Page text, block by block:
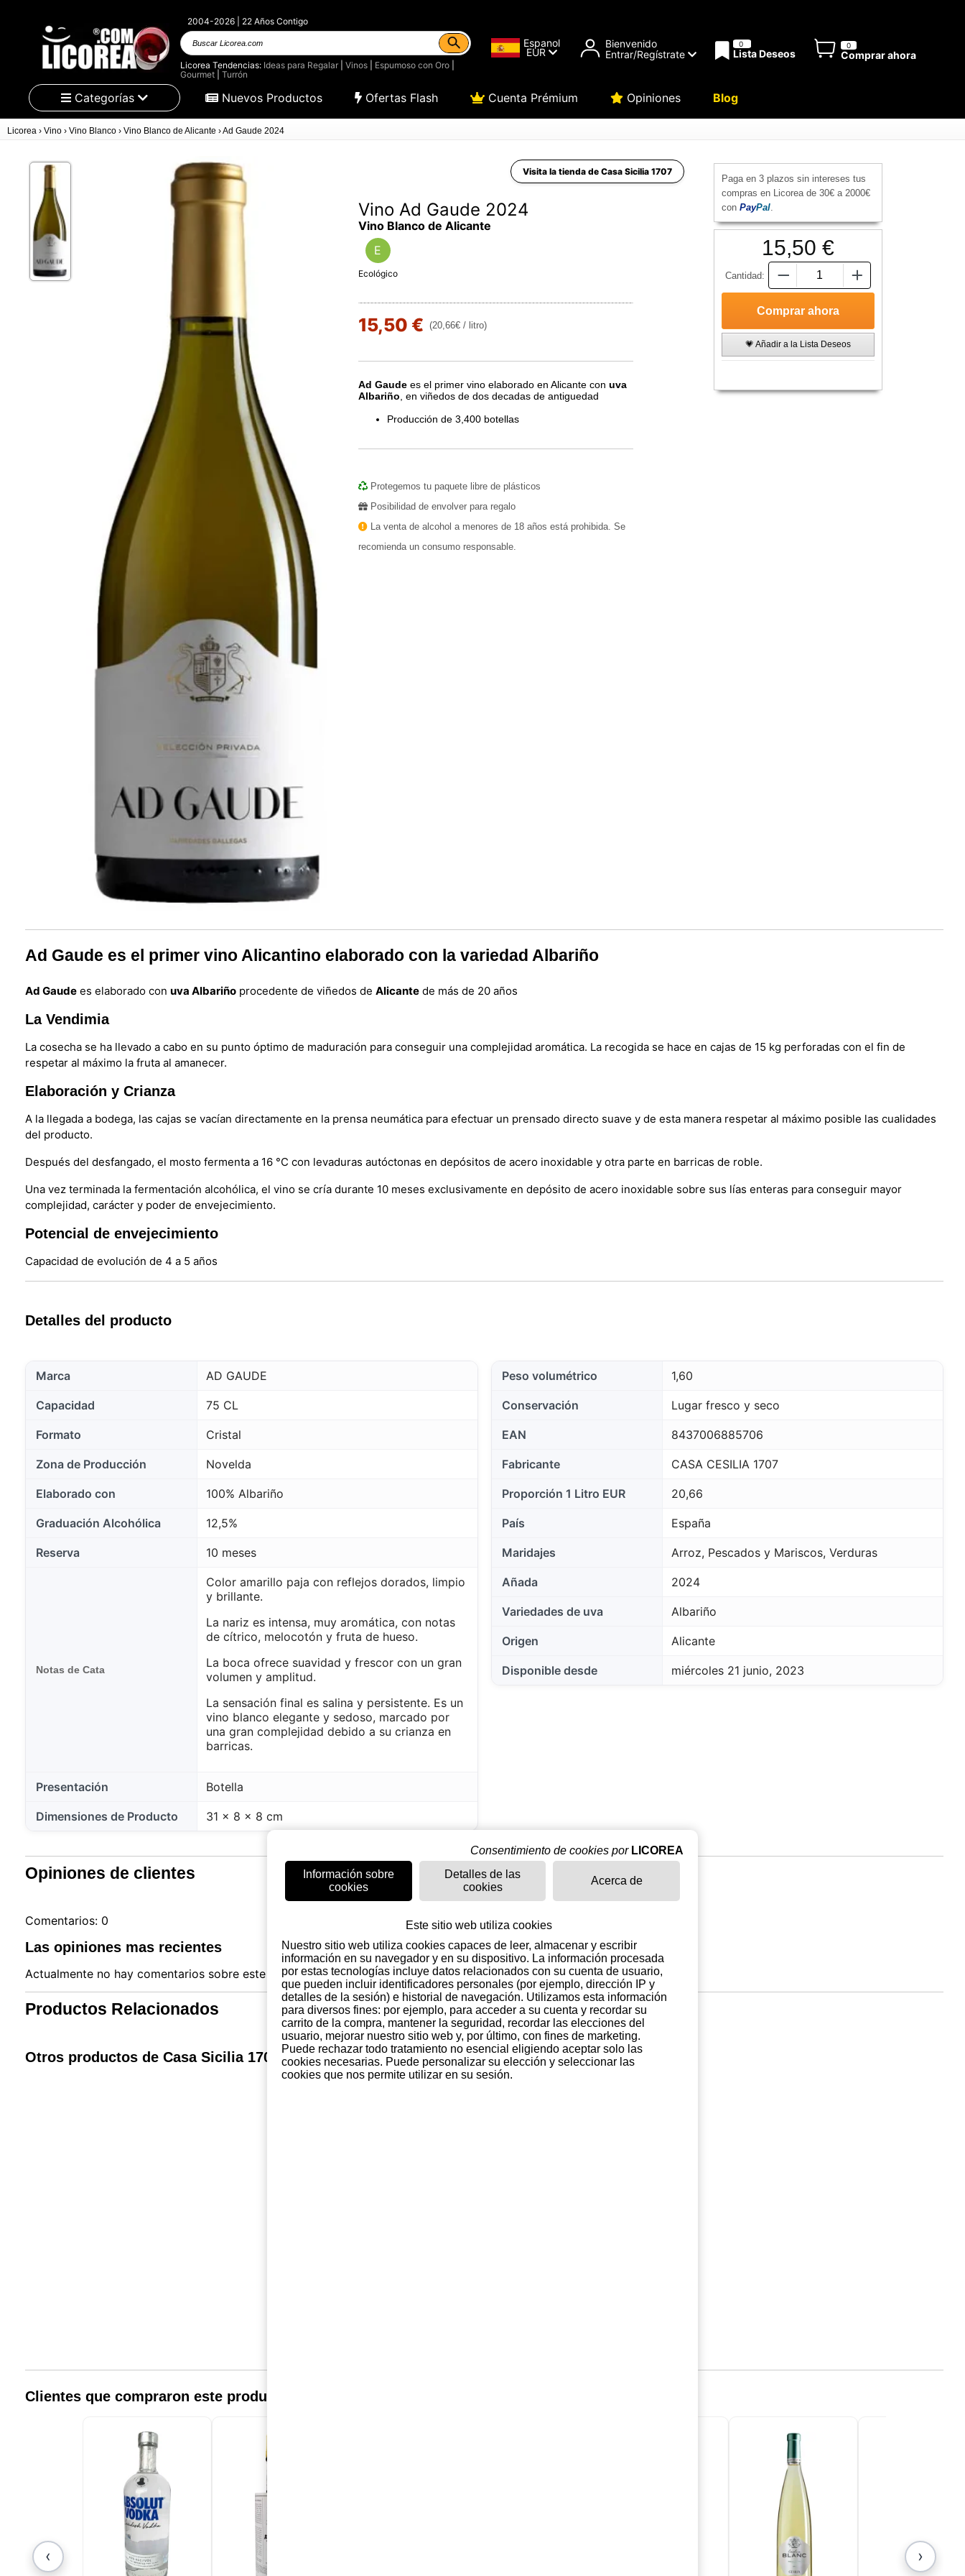
2004-2026 | 22 Años Contigo
Buscar Licorea.com
Licorea Tendencias: Ideas para Regalar| Vinos| Espumoso con Oro|
Gourmet| Turrón
Espanol
EUR
Bienvenido
Entrar/Regístrate
0
Lista Deseos
0
Comprar ahora
Categorías Nuevos Productos Ofertas Flash Cuenta Prémium Opiniones Blog
Licorea › Vino › Vino Blanco › Vino Blanco de Alicante ›Ad Gaude 2024
Visita la tienda de Casa Sicilia 1707
Vino Ad Gaude 2024
Vino Blanco de Alicante
E
Ecológico
15,50 € (20,66€ / litro)
Ad Gaude es el primer vino elaborado en Alicante con uva
Albariño , en viñedos de dos decadas de antiguedad
Producción de 3,400 botellas
Protegemos tu paquete libre de plásticos
Posibilidad de envolver para regalo
La venta de alcohol a menores de 18 años está prohibida. Se
recomienda un consumo responsable.
Paga en 3 plazos sin intereses tus
compras en Licorea de 30€ a 2000€
con PayPal.
15,50 €
Cantidad:
💗 Añadir a la Lista Deseos
Ad Gaude es el primer vino Alicantino elaborado con la variedad Albariño
Ad Gaude es elaborado con uva Albariño procedente de viñedos de Alicante de más de 20 años
La Vendimia
La cosecha se ha llevado a cabo en su punto óptimo de maduración para conseguir una complejidad aromática. La recogida se hace en cajas de 15 kg perforadas con el fin de
respetar al máximo la fruta al amanecer.
Elaboración y Crianza
A la llegada a bodega, las cajas se vacían directamente en la prensa neumática para efectuar un prensado directo suave y de esta manera respetar al máximo posible las cualidades
del producto.
Después del desfangado, el mosto fermenta a 16 °C con levaduras autóctonas en depósitos de acero inoxidable y otra parte en barricas de roble.
Una vez terminada la fermentación alcohólica, el vino se cría durante 10 meses exclusivamente en depósito de acero inoxidable sobre sus lías enteras para conseguir mayor
complejidad, carácter y poder de envejecimiento.
Potencial de envejecimiento
Capacidad de evolución de 4 a 5 años
Detalles del producto
Marca AD GAUDE
Capacidad 75 CL
Formato Cristal
Zona de Producción Novelda
Elaborado con 100% Albariño
Graduación Alcohólica 12,5%
Reserva 10 meses
Notas de Cata
Color amarillo paja con reflejos dorados, limpio
y brillante.
La nariz es intensa, muy aromática, con notas
de cítrico, melocotón y fruta de hueso.
La boca ofrece suavidad y frescor con un gran
volumen y amplitud.
La sensación final es salina y persistente. Es un
vino blanco elegante y sedoso, marcado por
una gran complejidad debido a su crianza en
barricas.
Presentación Botella
Dimensiones de Producto 31 x 8 x 8 cm
Peso volumétrico 1,60
Conservación Lugar fresco y seco
EAN 8437006885706
Fabricante CASA CESILIA 1707
Proporción 1 Litro EUR 20,66
País España
Maridajes Arroz, Pescados y Mariscos, Verduras
Añada 2024
Variedades de uva Albariño
Origen Alicante
Disponible desde miércoles 21 junio, 2023
Opiniones de clientes
Comentarios: 0
Las opiniones mas recientes
Actualmente no hay comentarios sobre este producto. Tu puedes ser el primero en opinar
Productos Relacionados
Otros productos de Casa Sicilia 1707
Clientes que compraron este producto, también han comprado
‹ ›
Consentimiento de cookies por LICOREA
Información sobre
cookies
Detalles de las
cookies
Acerca de
Este sitio web utiliza cookies
Nuestro sitio web utiliza cookies capaces de leer, almacenar y escribir
información en su navegador y en su dispositivo. La información procesada
por estas tecnologías incluye datos relacionados con su cuenta de usuario,
que pueden incluir identificadores personales (por ejemplo, dirección IP y
detalles de la sesión) e historial de navegación. Utilizamos esta información
para diversos fines: por ejemplo, para acceder a su cuenta y recordar su
carrito de la compra, mantener la seguridad, recordar las elecciones del
usuario, mejorar nuestro sitio web y, por último, con fines de marketing.
Puede rechazar todo tratamiento no esencial eligiendo aceptar solo las
cookies necesarias. Puede personalizar su elección y seleccionar las
cookies que nos permite utilizar en su sesión.